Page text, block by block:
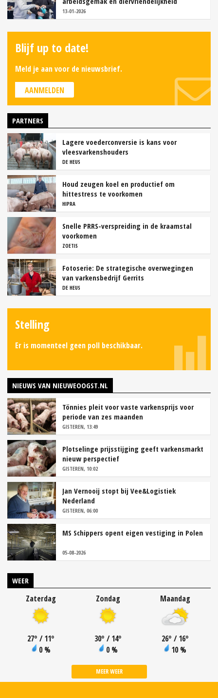
13-01-2026
Blijf up to date!
Meld je aan voor de nieuwsbrief.
AANMELDEN
PARTNERS
Lagere voederconversie is kans voor
vleesvarkenshouders
DE HEUS
Houd zeugen koel en productief om
hittestress te voorkomen
HIPRA
Snelle PRRS-verspreiding in de kraamstal
voorkomen
ZOETIS
Fotoserie: De strategische overwegingen
van varkensbedrijf Gerrits
DE HEUS
Stelling
Er is momenteel geen poll beschikbaar.
NIEUWS VAN NIEUWEOOGST.NL
Tönnies pleit voor vaste varkensprijs voor
periode van zes maanden
GISTEREN, 13:49
Plotselinge prijsstijging geeft varkensmarkt
nieuw perspectief
GISTEREN, 10:02
Jan Vernooij stopt bij Vee&Logistiek
Nederland
GISTEREN, 06:00
MS Schippers opent eigen vestiging in Polen
05-08-2026
WEER
Zaterdag
27° / 11°
0 %
Zondag
30° / 14°
0 %
Maandag
26° / 16°
10 %
MEER WEER